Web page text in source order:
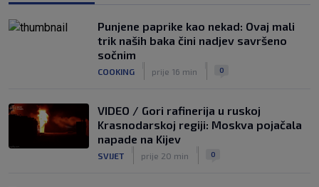
SK 7. kol.
VIDEO / Počela nam je ‘Cvajta’! Brekalo
solidan u gostujućoj pobjedi Herthe
kod Bochuma
Punjene paprike kao nekad: Ovaj mali
trik naših baka čini nadjev savršeno
sočnim
COOKING prije 16 min 0
VIDEO / Gori rafinerija u ruskoj
Krasnodarskoj regiji: Moskva pojačala
napade na Kijev
SVIJET prije 20 min 0